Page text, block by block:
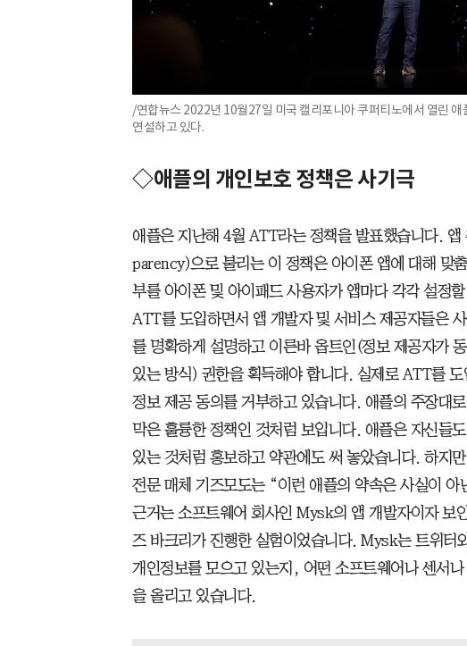
/연합뉴스 2022년 10월27일 미국 캘리포니아 쿠퍼티노에서 열린 애
연설하고 있다.
◇애플의 개인보호 정책은 사기극
애플은 지난해 4월 ATT라는 정책을 발표했습니다.
parency)으로 불리는 이 정책은 아이폰 앱에 대해 맞
부를 아이폰 및 아이패드 사용자가 앱마다 각각 설정
ATT를 도입하면서 앱 개발자 및 서비스 제공자들은
를 명확하게 설명하고 이른바 옵트인(정보 제공자가
있는 방식) 권한을 획득해야 합니다. 실제로 ATT를 도
정보 제공 동의를 거부하고 있습니다. 애플의 주장대
막은 훌륭한 정책인 것처럼 보입니다. 애플은 자신들
있는 것처럼 홍보하고 약관에도 써 놓았습니다. 하지
전문 매체 기즈모도는 “이런 애플의 약속은 사실이
근거는 소프트웨어 회사인 Mysk의 앱 개발자이자 보
즈 바크리가 진행한 실험이었습니다. Mysk는 트위터
개인정보를 모으고 있는지, 어떤 소프트웨어나 센서
을 올리고 있습니다.